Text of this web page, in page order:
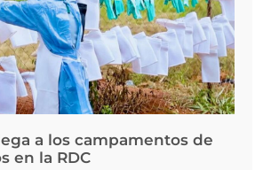
a los campamentos de
en la RDC